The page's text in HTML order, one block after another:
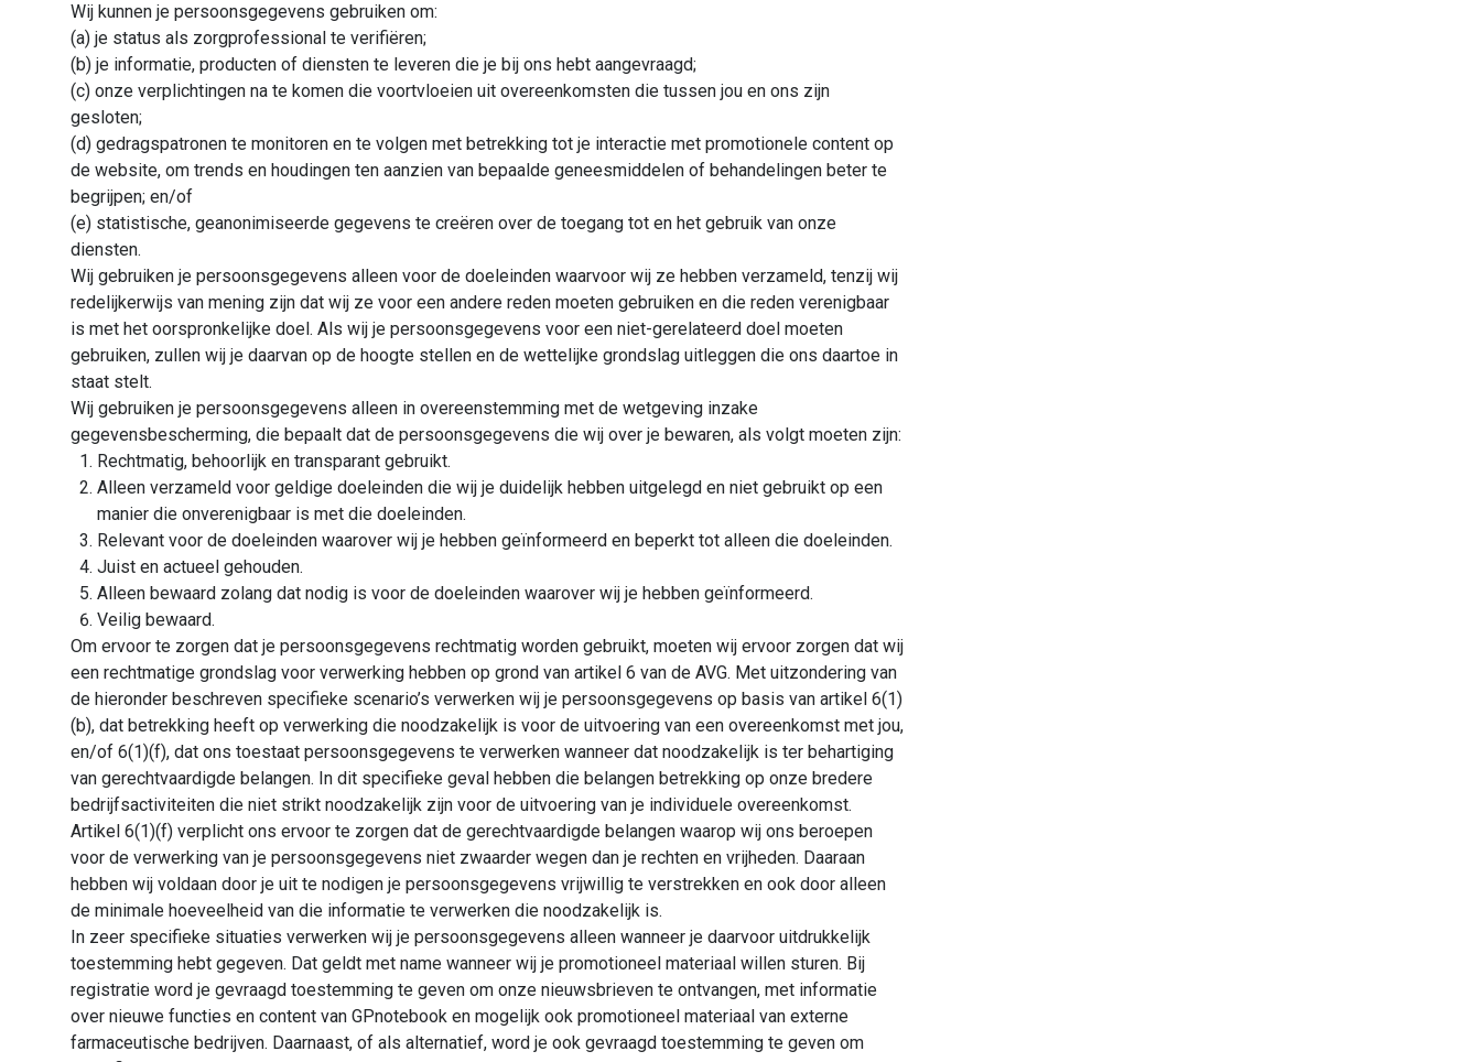
Wij kunnen je persoonsgegevens gebruiken om:
(a) je status als zorgprofessional te verifiëren;
(b) je informatie, producten of diensten te leveren die je bij ons hebt aangevraagd;
(c) onze verplichtingen na te komen die voortvloeien uit overeenkomsten die tussen jou en ons zijn
gesloten;
(d) gedragspatronen te monitoren en te volgen met betrekking tot je interactie met promotionele content op
de website, om trends en houdingen ten aanzien van bepaalde geneesmiddelen of behandelingen beter te
begrijpen; en/of
(e) statistische, geanonimiseerde gegevens te creëren over de toegang tot en het gebruik van onze
diensten.
Wij gebruiken je persoonsgegevens alleen voor de doeleinden waarvoor wij ze hebben verzameld, tenzij wij
redelijkerwijs van mening zijn dat wij ze voor een andere reden moeten gebruiken en die reden verenigbaar
is met het oorspronkelijke doel. Als wij je persoonsgegevens voor een niet-gerelateerd doel moeten
gebruiken, zullen wij je daarvan op de hoogte stellen en de wettelijke grondslag uitleggen die ons daartoe in
staat stelt.
Wij gebruiken je persoonsgegevens alleen in overeenstemming met de wetgeving inzake
gegevensbescherming, die bepaalt dat de persoonsgegevens die wij over je bewaren, als volgt moeten zijn:
Rechtmatig, behoorlijk en transparant gebruikt.
Alleen verzameld voor geldige doeleinden die wij je duidelijk hebben uitgelegd en niet gebruikt op een
manier die onverenigbaar is met die doeleinden.
Relevant voor de doeleinden waarover wij je hebben geïnformeerd en beperkt tot alleen die doeleinden.
Juist en actueel gehouden.
Alleen bewaard zolang dat nodig is voor de doeleinden waarover wij je hebben geïnformeerd.
Veilig bewaard.
Om ervoor te zorgen dat je persoonsgegevens rechtmatig worden gebruikt, moeten wij ervoor zorgen dat wij
een rechtmatige grondslag voor verwerking hebben op grond van artikel 6 van de AVG. Met uitzondering van
de hieronder beschreven specifieke scenario’s verwerken wij je persoonsgegevens op basis van artikel 6(1)
(b), dat betrekking heeft op verwerking die noodzakelijk is voor de uitvoering van een overeenkomst met jou,
en/of 6(1)(f), dat ons toestaat persoonsgegevens te verwerken wanneer dat noodzakelijk is ter behartiging
van gerechtvaardigde belangen. In dit specifieke geval hebben die belangen betrekking op onze bredere
bedrijfsactiviteiten die niet strikt noodzakelijk zijn voor de uitvoering van je individuele overeenkomst.
Artikel 6(1)(f) verplicht ons ervoor te zorgen dat de gerechtvaardigde belangen waarop wij ons beroepen
voor de verwerking van je persoonsgegevens niet zwaarder wegen dan je rechten en vrijheden. Daaraan
hebben wij voldaan door je uit te nodigen je persoonsgegevens vrijwillig te verstrekken en ook door alleen
de minimale hoeveelheid van die informatie te verwerken die noodzakelijk is.
In zeer specifieke situaties verwerken wij je persoonsgegevens alleen wanneer je daarvoor uitdrukkelijk
toestemming hebt gegeven. Dat geldt met name wanneer wij je promotioneel materiaal willen sturen. Bij
registratie word je gevraagd toestemming te geven om onze nieuwsbrieven te ontvangen, met informatie
over nieuwe functies en content van GPnotebook en mogelijk ook promotioneel materiaal van externe
farmaceutische bedrijven. Daarnaast, of als alternatief, word je ook gevraagd toestemming te geven om